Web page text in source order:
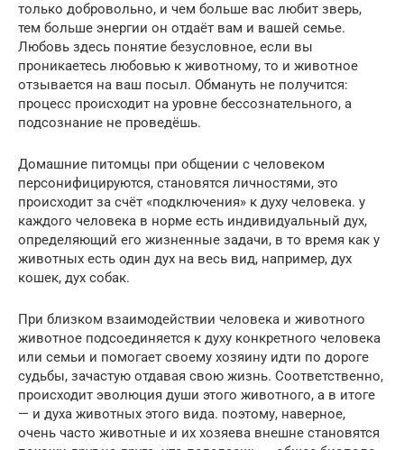
только добровольно, и чем больше вас любит зверь,
тем больше энергии он отдаёт вам и вашей семье.
Любовь здесь понятие безусловное, если вы
проникаетесь любовью к животному, то и животное
отзывается на ваш посыл. Обмануть не получится:
процесс происходит на уровне бессознательного, а
подсознание не проведёшь.
Домашние питомцы при общении с человеком
персонифицируются, становятся личностями, это
происходит за счёт «подключения» к духу человека. у
каждого человека в норме есть индивидуальный дух,
определяющий его жизненные задачи, в то время как у
животных есть один дух на весь вид, например, дух
кошек, дух собак.
При близком взаимодействии человека и животного
животное подсоединяется к духу конкретного человека
или семьи и помогает своему хозяину идти по дороге
судьбы, зачастую отдавая свою жизнь. Соответственно,
происходит эволюция души этого животного, а в итоге
— и духа животных этого вида. поэтому, наверное,
очень часто животные и их хозяева внешне становятся